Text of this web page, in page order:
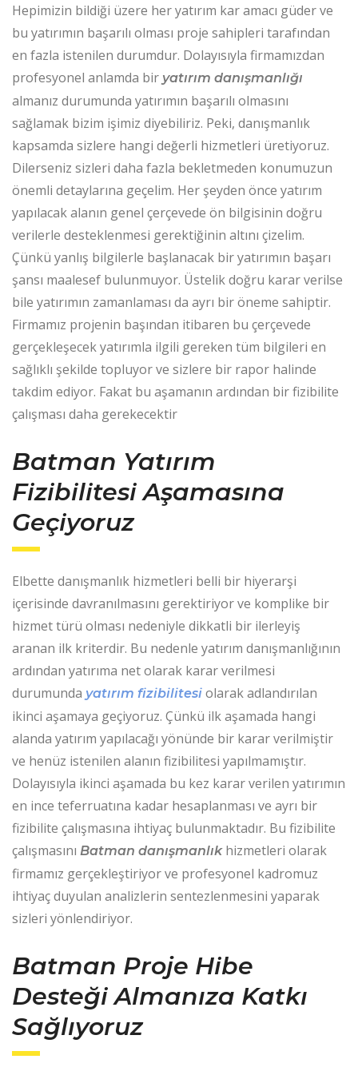
Hepimizin bildiği üzere her yatırım kar amacı güder ve
bu yatırımın başarılı olması proje sahipleri tarafından
en fazla istenilen durumdur. Dolayısıyla firmamızdan
profesyonel anlamda bir yatırım danışmanlığı
almanız durumunda yatırımın başarılı olmasını
sağlamak bizim işimiz diyebiliriz. Peki, danışmanlık
kapsamda sizlere hangi değerli hizmetleri üretiyoruz.
Dilerseniz sizleri daha fazla bekletmeden konumuzun
önemli detaylarına geçelim. Her şeyden önce yatırım
yapılacak alanın genel çerçevede ön bilgisinin doğru
verilerle desteklenmesi gerektiğinin altını çizelim.
Çünkü yanlış bilgilerle başlanacak bir yatırımın başarı
şansı maalesef bulunmuyor. Üstelik doğru karar verilse
bile yatırımın zamanlaması da ayrı bir öneme sahiptir.
Firmamız projenin başından itibaren bu çerçevede
gerçekleşecek yatırımla ilgili gereken tüm bilgileri en
sağlıklı şekilde topluyor ve sizlere bir rapor halinde
takdim ediyor. Fakat bu aşamanın ardından bir fizibilite
çalışması daha gerekecektir
Batman Yatırım
Fizibilitesi Aşamasına
Geçiyoruz
Elbette danışmanlık hizmetleri belli bir hiyerarşi
içerisinde davranılmasını gerektiriyor ve komplike bir
hizmet türü olması nedeniyle dikkatli bir ilerleyiş
aranan ilk kriterdir. Bu nedenle yatırım danışmanlığının
ardından yatırıma net olarak karar verilmesi
durumunda yatırım fizibilitesi olarak adlandırılan
ikinci aşamaya geçiyoruz. Çünkü ilk aşamada hangi
alanda yatırım yapılacağı yönünde bir karar verilmiştir
ve henüz istenilen alanın fizibilitesi yapılmamıştır.
Dolayısıyla ikinci aşamada bu kez karar verilen yatırımın
en ince teferruatına kadar hesaplanması ve ayrı bir
fizibilite çalışmasına ihtiyaç bulunmaktadır. Bu fizibilite
çalışmasını Batman danışmanlıkhizmetleri olarak
firmamız gerçekleştiriyor ve profesyonel kadromuz
ihtiyaç duyulan analizlerin sentezlenmesini yaparak
sizleri yönlendiriyor.
Batman Proje Hibe
Desteği Almanıza Katkı
Sağlıyoruz